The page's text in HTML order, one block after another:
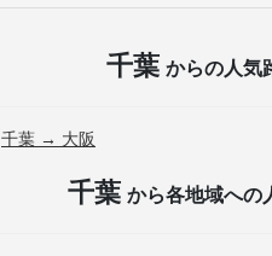
千葉 からの人気
千葉 → 大阪
千葉 から各地域への